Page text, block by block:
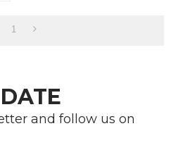
1
and follow us on